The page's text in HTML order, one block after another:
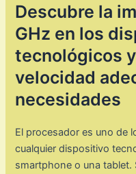
Descubre la
GHz en los
tecnológicos
velocidad
necesidades
El procesador es uno de
cualquier dispositivo
smartphone o una tablet.